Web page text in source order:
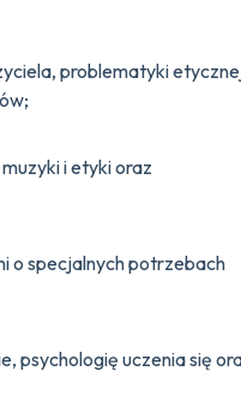
problematyki
i etyki oraz
o specjalnych potrzebach
psychologię uczenia się